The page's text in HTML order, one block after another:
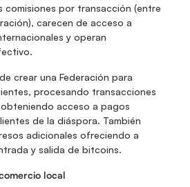
comisiones por transacción (entre
carecen de acceso a
y operan
crear una Federación para
procesando transacciones
acceso a pagos
de la diáspora. También
adicionales ofreciendo a
y salida de bitcoins.
local